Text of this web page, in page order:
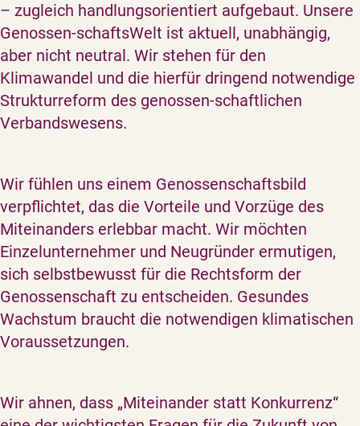
– zugleich handlungsorientiert aufgebaut. Unsere
Genossen-schaftsWelt ist aktuell, unabhängig,
aber nicht neutral. Wir stehen für den
Klimawandel und die hierfür dringend notwendige
Strukturreform des genossen-schaftlichen
Verbandswesens.
Wir fühlen uns einem Genossenschaftsbild
verpflichtet, das die Vorteile und Vorzüge des
Miteinanders erlebbar macht. Wir möchten
Einzelunternehmer und Neugründer ermutigen,
sich selbstbewusst für die Rechtsform der
Genossenschaft zu entscheiden. Gesundes
Wachstum braucht die notwendigen klimatischen
Voraussetzungen.
Wir ahnen, dass „Miteinander statt Konkurrenz“